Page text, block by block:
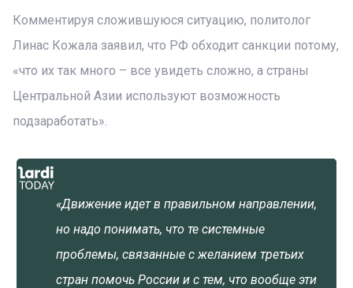
Комментируя сложившуюся ситуацию, политолог
Линас Кожала заявил, что РФ обходит санкции потому,
«что их так много – все увидеть сложно, а страны
Центральной Азии используют возможность
подзаработать».
«Движение идет в правильном направлении,
но надо понимать, что те системные
проблемы, связанные с желанием третьих
стран помочь России и с тем, что вообще эти